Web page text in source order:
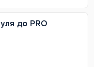
до PRO